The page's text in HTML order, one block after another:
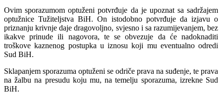
Ovim sporazumom optuženi potvrđuje da je upoznat sa sadržajem
optužnice Tužiteljstva BiH. On istodobno potvrđuje da izjavu o
priznanju krivnje daje dragovoljno, svjesno i sa razumijevanjem, bez
ikakve prinude ili nagovora, te se obvezuje da će nadoknaditi
troškove kaznenog postupka u iznosu koji mu eventualno odredi
Sud BiH.
Sklapanjem sporazuma optuženi se odriče prava na suđenje, te prava
na žalbu na presudu koju mu, na temelju sporazuma, izrekne Sud
BiH.